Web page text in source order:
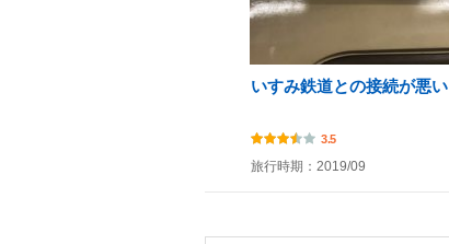
いすみ鉄道との接続が悪い
3.5
旅行時期：2019/09